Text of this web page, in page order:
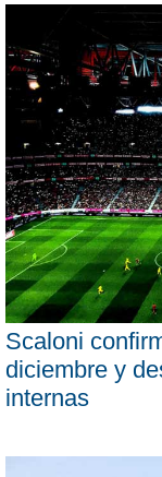
Scaloni
diciembre y
internas